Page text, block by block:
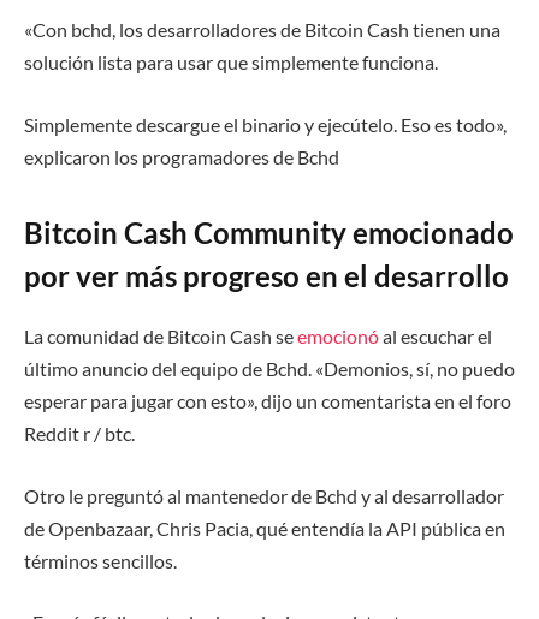
«Con bchd, los desarrolladores de Bitcoin Cash tienen una
solución lista para usar que simplemente funciona.
Simplemente descargue el binario y ejecútelo. Eso es todo»,
explicaron los programadores de Bchd
Bitcoin Cash Community emocionado
por ver más progreso en el desarrollo
La comunidad de Bitcoin Cash seemocionóal escuchar el
último anuncio del equipo de Bchd. «Demonios, sí, no puedo
esperar para jugar con esto», dijo un comentarista en el foro
Reddit r / btc.
Otro le preguntó al mantenedor de Bchd y al desarrollador
de Openbazaar, Chris Pacia, qué entendía la API pública en
términos sencillos.